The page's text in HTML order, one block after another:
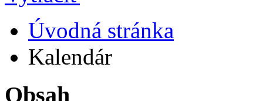
Úvodná stránka
Kalendár
Obsah